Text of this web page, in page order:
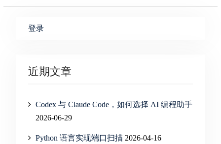
登录
近期文章
Codex 与 Claude Code，如何选择 AI 编程助手
2026-06-29
Python 语言实现端口扫描 2026-04-16